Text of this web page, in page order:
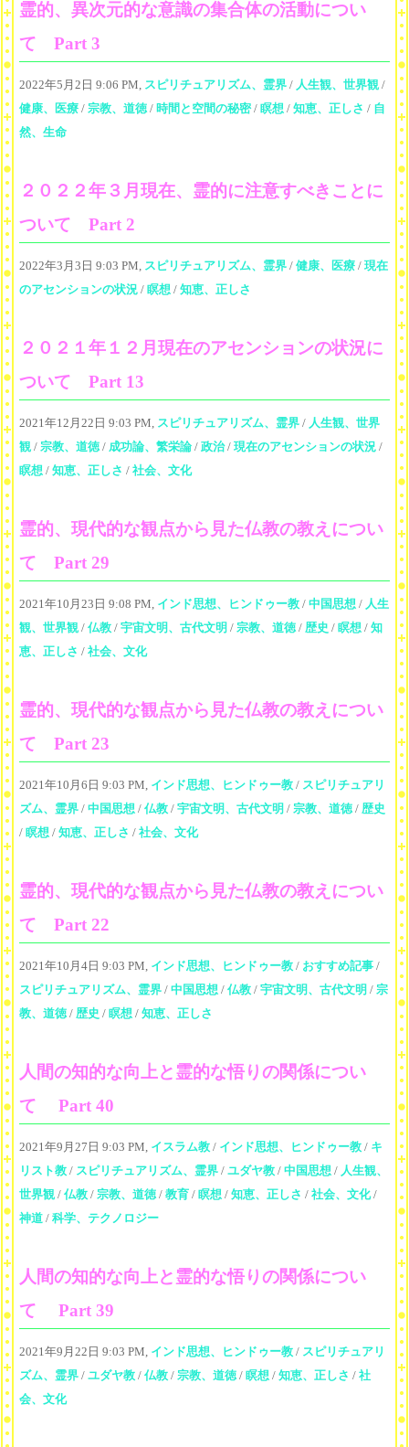
霊的、異次元的な意識の集合体の活動につい
て Part 3
2022年5月2日 9:06 PM, スピリチュアリズム、霊界 / 人生観、世界観 /
健康、医療 / 宗教、道徳/ 時間と空間の秘密/ 瞑想 / 知恵、正しさ / 自
然、生命
２０２２年３月現在、霊的に注意すべきことに
ついて Part 2
2022年3月3日 9:03 PM, スピリチュアリズム、霊界 / 健康、医療 / 現在
のアセンションの状況 / 瞑想 / 知恵、正しさ
２０２１年１２月現在のアセンションの状況に
ついて Part 13
2021年12月22日 9:03 PM, スピリチュアリズム、霊界 / 人生観、世界
観 / 宗教、道徳/ 成功論、繁栄論 / 政治/ 現在のアセンションの状況 /
瞑想 / 知恵、正しさ / 社会、文化
霊的、現代的な観点から見た仏教の教えについ
て Part 29
2021年10月23日 9:08 PM, インド思想、ヒンドゥー教 / 中国思想 / 人生
観、世界観 / 仏教 / 宇宙文明、古代文明 / 宗教、道徳/ 歴史 / 瞑想 / 知
恵、正しさ / 社会、文化
霊的、現代的な観点から見た仏教の教えについ
て Part 23
2021年10月6日 9:03 PM, インド思想、ヒンドゥー教 / スピリチュアリ
ズム、霊界 / 中国思想 / 仏教 / 宇宙文明、古代文明 / 宗教、道徳/ 歴史
/ 瞑想 / 知恵、正しさ / 社会、文化
霊的、現代的な観点から見た仏教の教えについ
て Part 22
2021年10月4日 9:03 PM, インド思想、ヒンドゥー教 / おすすめ記事 /
スピリチュアリズム、霊界 / 中国思想 / 仏教 / 宇宙文明、古代文明 / 宗
教、道徳/ 歴史 / 瞑想 / 知恵、正しさ
人間の知的な向上と霊的な悟りの関係につい
て Part 40
2021年9月27日 9:03 PM, イスラム教 / インド思想、ヒンドゥー教 / キ
リスト教 / スピリチュアリズム、霊界 / ユダヤ教 / 中国思想 / 人生観、
世界観 / 仏教 / 宗教、道徳/ 教育 / 瞑想 / 知恵、正しさ / 社会、文化/
神道 / 科学、テクノロジー
人間の知的な向上と霊的な悟りの関係につい
て Part 39
2021年9月22日 9:03 PM, インド思想、ヒンドゥー教 / スピリチュアリ
ズム、霊界 / ユダヤ教 / 仏教 / 宗教、道徳/ 瞑想 / 知恵、正しさ / 社
会、文化